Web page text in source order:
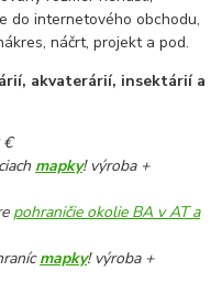
do internetového obchodu,
náčrt, projekt a pod.
akvaterárií, insektárií a
€
mapky! výroba +
pohraničie okolie BA v AT a
mapky! výroba +